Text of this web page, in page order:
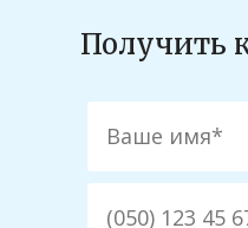
Получить